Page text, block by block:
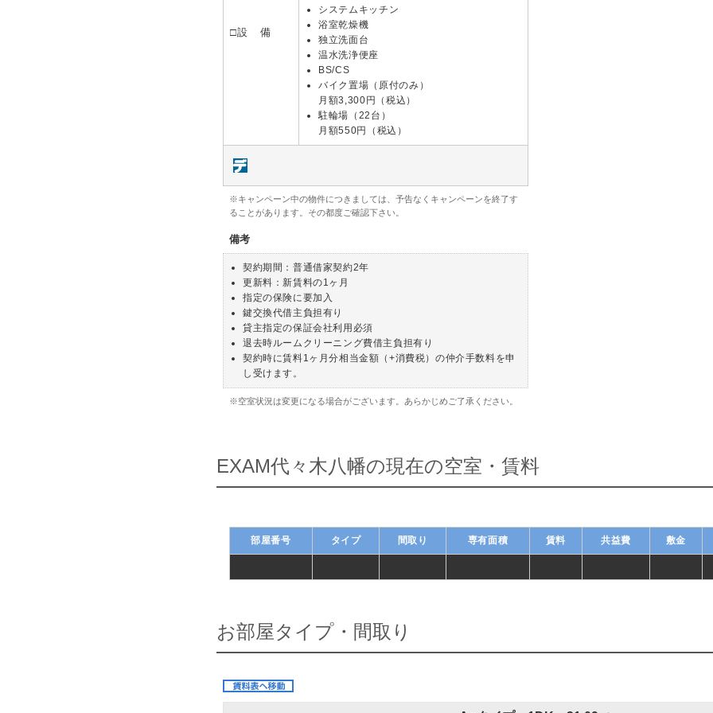
□設 備
システムキッチン
浴室乾燥機
独立洗面台
温水洗浄便座
BS/CS
バイク置場（原付のみ）
月額3,300円（税込）
駐輪場（22台）
月額550円（税込）
※キャンペーン中の物件につきましては、予告なくキャンペーンを終了す
ることがあります。その都度ご確認下さい。
備考
契約期間：普通借家契約2年
更新料：新賃料の1ヶ月
指定の保険に要加入
鍵交換代借主負担有り
貸主指定の保証会社利用必須
退去時ルームクリーニング費借主負担有り
契約時に賃料1ヶ月分相当金額（+消費税）の仲介手数料を申
し受けます。
※空室状況は変更になる場合がございます。あらかじめご了承ください。
EXAM代々木八幡の現在の空室・賃料
部屋番号 タイプ 間取り 専有面積 賃料 共益費 敷金
お部屋タイプ・間取り